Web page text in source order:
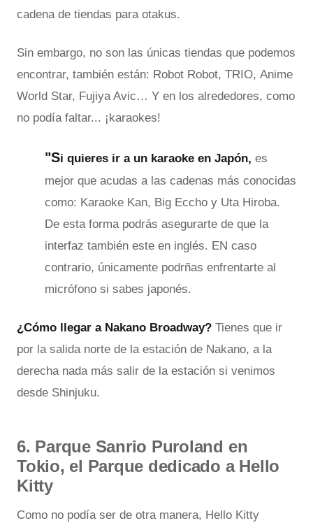
cadena de tiendas para otakus.
Sin embargo, no son las únicas tiendas que podemos
encontrar, también están: Robot Robot, TRIO, Anime
World Star, Fujiya Avic… Y en los alrededores, como
no podía faltar... ¡karaokes!
"Si quieres ir a un karaoke en Japón, es
mejor que acudas a las cadenas más conocidas
como: Karaoke Kan, Big Eccho y Uta Hiroba.
De esta forma podrás asegurarte de que la
interfaz también este en inglés. EN caso
contrario, únicamente podrñas enfrentarte al
micrófono si sabes japonés.
¿Cómo llegar a Nakano Broadway? Tienes que ir
por la salida norte de la estación de Nakano, a la
derecha nada más salir de la estación si venimos
desde Shinjuku.
6. Parque Sanrio Puroland en
Tokio, el Parque dedicado a Hello
Kitty
Como no podía ser de otra manera, Hello Kitty